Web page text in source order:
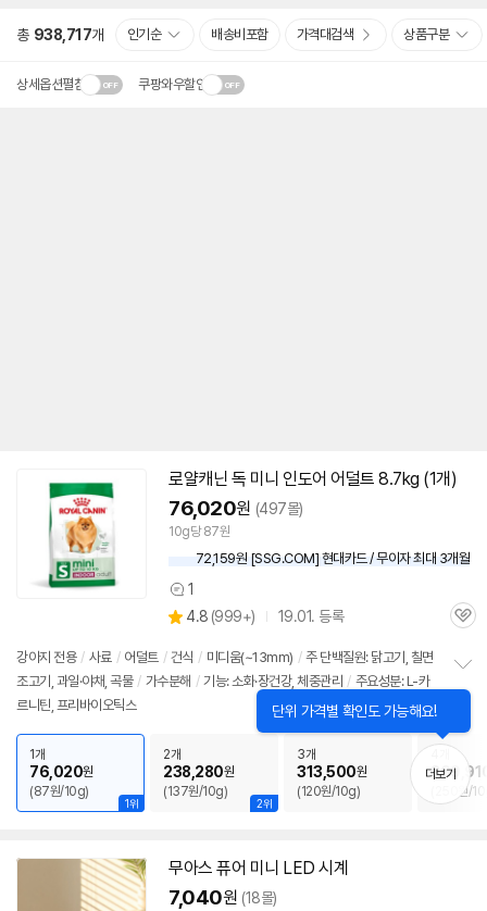
총 938,717개 인기순 배송비포함 가격대검색 상품구분
상세옵션펼침 쿠팡와우할인
로얄캐닌 독 미니 인도어 어덜트 8.7kg (1개)
76,020원 (497몰)
10g당 87원
72,159원 [SSG.COM] 현대카드 / 무이자 최대 3개월
상
품
견
1
별
점
4.8 (상
리
뷰
999+) 19.01. 등록
관
강아지 전용 / 사료 / 어덜트 / 건식 / 미디움(~13mm) / 주 단백질원: 닭고기, 칠면
조고기, 과일·야채, 곡물 / 가수분해 / 기능: 소화·장건강, 체중관리 / 주요성분: L-카
르니틴, 프리바이오틱스
정
펼
기
1위
1개
76,020원
(87원/10g)
2위
2개
238,280원
(137원/10g)
3개
313,500원
(120원/10g)
(250원/
더보기
무아스 퓨어 미니 LED 시계
7,040원 (18몰)